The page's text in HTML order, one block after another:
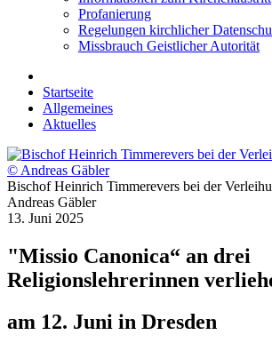
Profanierung
Regelungen kirchlicher
Missbrauch Geistlicher Autorität
Startseite
Allgemeines
Aktuelles
Bischof Heinrich Timmerevers bei der
Andreas Gäbler
13. Juni 2025
"Missio Canonica“ an drei
Religionslehrerinnen
am 12. Juni in Dresden